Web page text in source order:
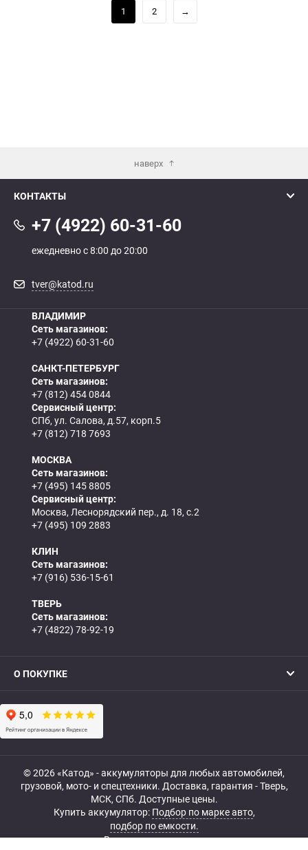
1 2 →
наверх
КОНТАКТЫ
+7 (4922) 60-31-60
ежедневно с 8:00 до 20:00
tver@katod.ru
ВЛАДИМИР
Сеть магазинов:
+7 (4922) 60-31-60
САНКТ-ПЕТЕРБУРГ
Сеть магазинов:
+7 (812) 454 0844
Сервисный центр:
СПб, ул. Салова, д.57, корп.5
+7 (812) 718 7693
МОСКВА
Сеть магазинов:
+7 (495) 145 8805
Сервисный центр:
Москва, Леснорядский пер., д. 18, с.2
+7 (495) 109 2883
КЛИН
Сеть магазинов:
+7 (916) 536-15-61
ТВЕРЬ
Сеть магазинов:
+7 (4822) 78-92-19
О ПОКУПКЕ
© 2026 «Катод» - аккумуляторы для любых автомобилей,
грузовой, мото- и спецтехники. Доставка, гарантия - Тверь,
МСК, СПб. Доступные цены.
Купить аккумулятор: Подбор по марке авто,
подбор по емкости.
Все права защищены.